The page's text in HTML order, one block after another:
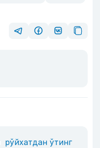
рўйхатдан ўтинг